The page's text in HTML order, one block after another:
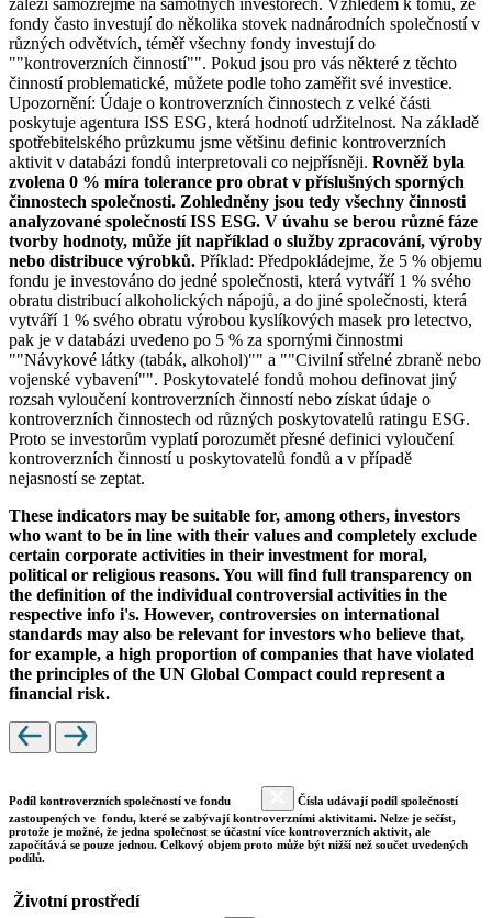
fondy často investují do několika stovek nadnárodních společností v
různých odvětvích, téměř všechny fondy investují do
""kontroverzních činností"". Pokud jsou pro vás některé z těchto
činností problematické, můžete podle toho zaměřit své investice.
Upozornění: Údaje o kontroverzních činnostech z velké části
poskytuje agentura ISS ESG, která hodnotí udržitelnost. Na základě
spotřebitelského průzkumu jsme většinu definic kontroverzních
aktivit v databázi fondů interpretovali co nejpřísněji. Rovněž byla
zvolena 0 % míra tolerance pro obrat v příslušných sporných
činnostech společnosti. Zohledněny jsou tedy všechny činnosti
analyzované společností ISS ESG. V úvahu se berou různé fáze
tvorby hodnoty, může jít například o služby zpracování, výroby
nebo distribuce výrobků. Příklad: Předpokládejme, že 5 % objemu
fondu je investováno do jedné společnosti, která vytváří 1 % svého
obratu distribucí alkoholických nápojů, a do jiné společnosti, která
vytváří 1 % svého obratu výrobou kyslíkových masek pro letectvo,
pak je v databázi uvedeno po 5 % za spornými činnostmi
""Návykové látky (tabák, alkohol)"" a ""Civilní střelné zbraně nebo
vojenské vybavení"". Poskytovatelé fondů mohou definovat jiný
rozsah vyloučení kontroverzních činností nebo získat údaje o
kontroverzních činnostech od různých poskytovatelů ratingu ESG.
Proto se investorům vyplatí porozumět přesné definici vyloučení
kontroverzních činností u poskytovatelů fondů a v případě
nejasností se zeptat.
These indicators may be suitable for, among others, investors
who want to be in line with their values and completely exclude
certain corporate activities in their investment for moral,
political or religious reasons. You will find full transparency on
the definition of the individual controversial activities in the
respective info i's. However, controversies on international
standards may also be relevant for investors who believe that,
for example, a high proportion of companies that have violated
the principles of the UN Global Compact could represent a
financial risk.
Podíl kontroverzních společností ve fondu
Čísla udávají podíl společností
zastoupených ve fondu, které se zabývají kontroverzními aktivitami. Nelze je sečíst,
protože je možné, že jedna společnost se účastní více kontroverzních aktivit, ale
započítává se pouze jednou. Celkový objem proto může být nižší než součet uvedených
podílů.
Životní prostředí